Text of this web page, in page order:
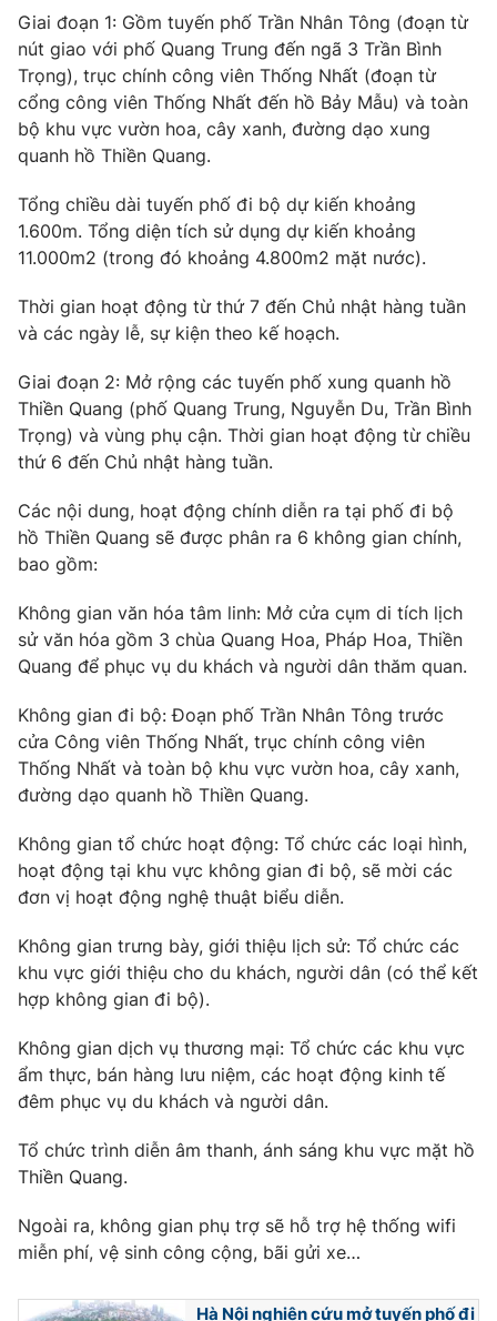
Giải sao mai
Chất lượng cuộc sống
Tuyển sinh
Học trực tuyến
Công nghệ
Hitech Công nghệ tương lai
Sản phẩm
Tư vấn
Giao lưu trực tuyến
Chuyên mục khác
Emagazine Podcast
Video Shorts video
VTV Sức khoẻ Bất động sản
Thị trường 24h Tấm lòng Việt
VTV4 Vươn mình bằng AI
VTV9 VTV8
Liên hệ tòa soạn English
Theo dõi báo trên
Cơ quan chủ quản: Đài Truyền hình Việt Nam
Giấy phép hoạt động báo in và báo điện tử số 483/GP-BTTTT
cấp ngày 29/12/2023
Tổng Biên tập: Vũ Thanh Thủy
Phó Tổng Biên tập: Nguyễn Thị Mỹ Hạnh, Phạm Quốc Thắng,
Tổng đài VTV:024.38 355 931 - 024.38 355 932
Giai đoạn 1: Gồm tuyến phố Trần Nhân Tông (đoạn từ
nút giao với phố Quang Trung đến ngã 3 Trần Bình
Trọng), trục chính công viên Thống Nhất (đoạn từ
cổng công viên Thống Nhất đến hồ Bảy Mẫu) và toàn
bộ khu vực vườn hoa, cây xanh, đường dạo xung
quanh hồ Thiền Quang.
Tổng chiều dài tuyến phố đi bộ dự kiến khoảng
1.600m. Tổng diện tích sử dụng dự kiến khoảng
11.000m2 (trong đó khoảng 4.800m2 mặt nước).
Thời gian hoạt động từ thứ 7 đến Chủ nhật hàng tuần
và các ngày lễ, sự kiện theo kế hoạch.
Giai đoạn 2: Mở rộng các tuyến phố xung quanh hồ
Thiền Quang (phố Quang Trung, Nguyễn Du, Trần Bình
Trọng) và vùng phụ cận. Thời gian hoạt động từ chiều
thứ 6 đến Chủ nhật hàng tuần.
Các nội dung, hoạt động chính diễn ra tại phố đi bộ
hồ Thiền Quang sẽ được phân ra 6 không gian chính,
bao gồm:
Không gian văn hóa tâm linh: Mở cửa cụm di tích lịch
sử văn hóa gồm 3 chùa Quang Hoa, Pháp Hoa, Thiền
Quang để phục vụ du khách và người dân thăm quan.
Không gian đi bộ: Đoạn phố Trần Nhân Tông trước
cửa Công viên Thống Nhất, trục chính công viên
Thống Nhất và toàn bộ khu vực vườn hoa, cây xanh,
đường dạo quanh hồ Thiền Quang.
Không gian tổ chức hoạt động: Tổ chức các loại hình,
hoạt động tại khu vực không gian đi bộ, sẽ mời các
đơn vị hoạt động nghệ thuật biểu diễn.
Không gian trưng bày, giới thiệu lịch sử: Tổ chức các
khu vực giới thiệu cho du khách, người dân (có thể kết
hợp không gian đi bộ).
Không gian dịch vụ thương mại: Tổ chức các khu vực
ẩm thực, bán hàng lưu niệm, các hoạt động kinh tế
đêm phục vụ du khách và người dân.
Tổ chức trình diễn âm thanh, ánh sáng khu vực mặt hồ
Thiền Quang.
Ngoài ra, không gian phụ trợ sẽ hỗ trợ hệ thống wifi
miễn phí, vệ sinh công cộng, bãi gửi xe…
Hà Nội nghiên cứu mở tuyến phố đi